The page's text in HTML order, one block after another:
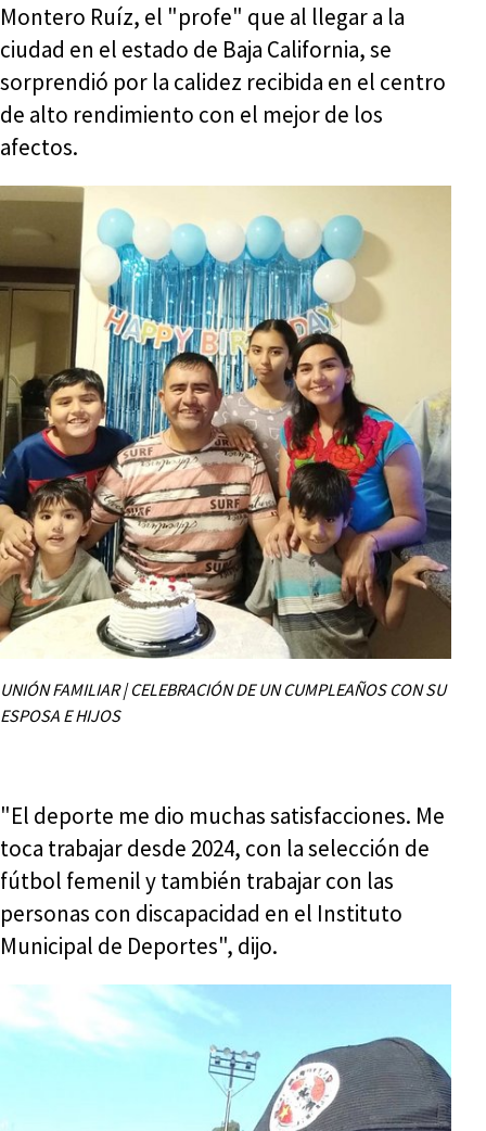
Montero Ruíz, el "profe" que al llegar a la
ciudad en el estado de Baja California, se
sorprendió por la calidez recibida en el centro
de alto rendimiento con el mejor de los
afectos.
UNIÓN FAMILIAR | CELEBRACIÓN DE UN CUMPLEAÑOS CON SU
ESPOSA E HIJOS
"El deporte me dio muchas satisfacciones. Me
toca trabajar desde 2024, con la selección de
fútbol femenil y también trabajar con las
personas con discapacidad en el Instituto
Municipal de Deportes", dijo.